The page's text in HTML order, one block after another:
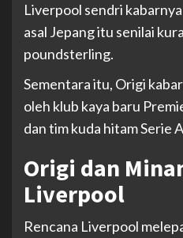
Liverpool sendri
asal Jepang itu senilai
poundsterling.
Sementara itu, Origi
oleh klub kaya baru
dan tim kuda hitam Serie
Origi dan
Liverpool
Rencana Liverpool